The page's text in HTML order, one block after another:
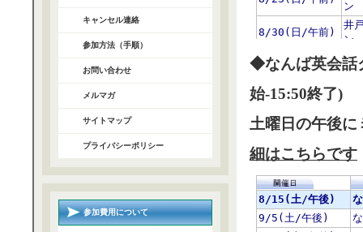
◆なんば英会話
始-15:50終了)
土曜日の午後
細はこちらです
キャンセル連絡
参加方法（手順）
お問い合わせ
メルマガ
サイトマップ
プライバシーポリシー
参加費用について